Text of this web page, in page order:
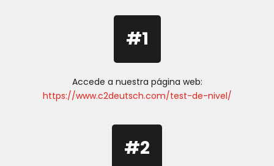
#1
Accede a nuestra página web:
https://www.c2deutsch.com/test-de-nivel/
#2